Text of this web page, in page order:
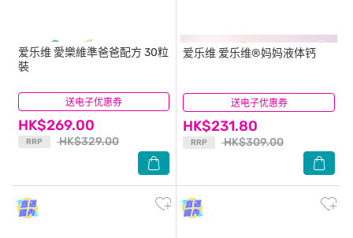
送电子优惠券
爱乐维 愛樂維準爸爸配方 30粒
裝
HK$269.00
RRP HK$329.00
(55) 送电子优惠券
爱乐维 爱乐维®妈妈液体钙
HK$231.80
RRP HK$309.00
(0)